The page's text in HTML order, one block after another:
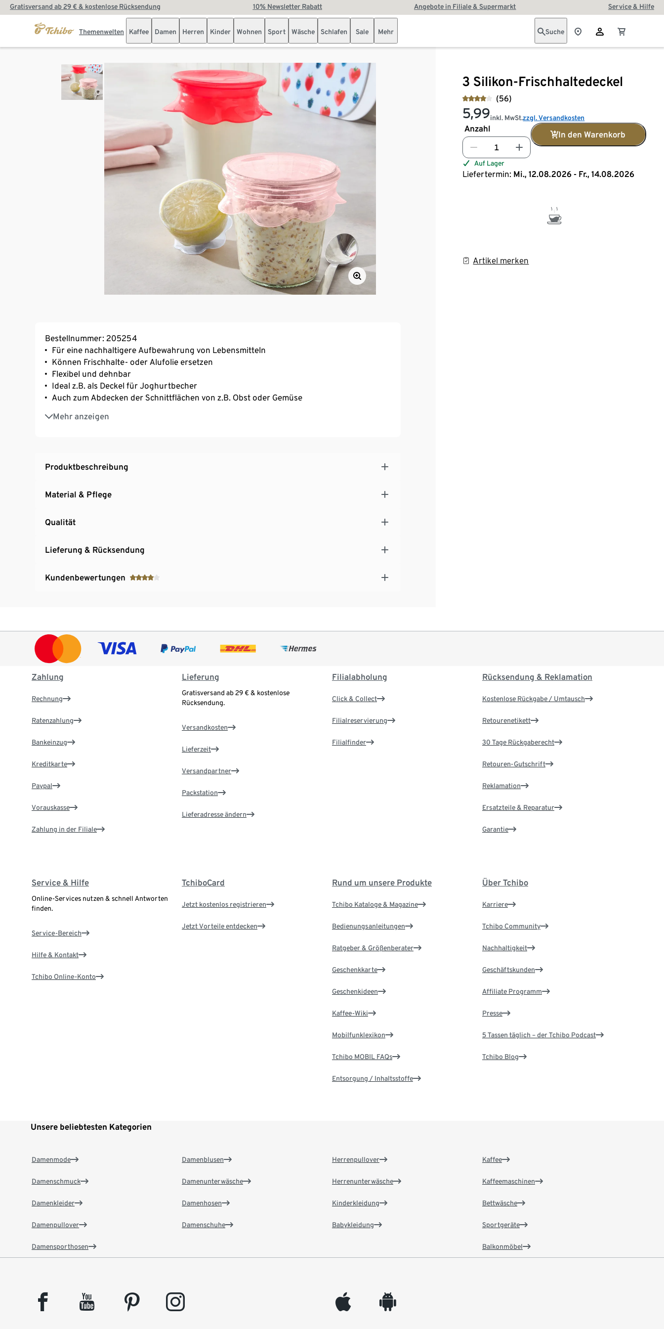
Gratisversand ab 29 € & kostenlose Rücksendung 10% Newsletter Rabatt Angebote in Filiale & Supermarkt Service & Hilfe
Themenwelten Kaffee Damen Herren Kinder Wohnen Sport Wäsche Schlafen Sale Mehr Suche
3 Silikon-Frischhaltedeckel
(56)
5,99inkl. MwSt.zzgl. Versandkosten
Anzahl
In den Warenkorb
Auf Lager
Liefertermin: Mi., 12.08.2026 - Fr., 14.08.2026
Artikel merken
Bestellnummer: 205254
Für eine nachhaltigere Aufbewahrung von Lebensmitteln
Können Frischhalte- oder Alufolie ersetzen
Flexibel und dehnbar
Ideal z.B. als Deckel für Joghurtbecher
Auch zum Abdecken der Schnittflächen von z.B. Obst oder Gemüse
Mehr anzeigen
Idealer Ersatz verlorener oder beschädigter Deckel
Diese Silikon-Frischhaltedeckel reduzieren Müll.
Produktbeschreibung
Material & Pflege
Qualität
Lieferung & Rücksendung
Kundenbewertungen
Zahlung
Rechnung
Ratenzahlung
Bankeinzug
Kreditkarte
Paypal
Vorauskasse
Zahlung in der Filiale
Lieferung
Gratisversand ab 29 € & kostenlose
Rücksendung.
Versandkosten
Lieferzeit
Versandpartner
Packstation
Lieferadresse ändern
Filialabholung
Click & Collect
Filialreservierung
Filialfinder
Rücksendung & Reklamation
Kostenlose Rückgabe / Umtausch
Retourenetikett
30 Tage Rückgaberecht
Retouren-Gutschrift
Reklamation
Ersatzteile & Reparatur
Garantie
Service & Hilfe
Online-Services nutzen & schnell Antworten
finden.
Service-Bereich
Hilfe & Kontakt
Tchibo Online-Konto
TchiboCard
Jetzt kostenlos registrieren
Jetzt Vorteile entdecken
Rund um unsere Produkte
Tchibo Kataloge & Magazine
Bedienungsanleitungen
Ratgeber & Größenberater
Geschenkkarte
Geschenkideen
Kaffee-Wiki
Mobilfunklexikon
Tchibo MOBIL FAQs
Entsorgung / Inhaltsstoffe
Über Tchibo
Karriere
Tchibo Community
Nachhaltigkeit
Geschäftskunden
Affiliate Programm
Presse
5 Tassen täglich – der Tchibo Podcast
Tchibo Blog
Unsere beliebtesten Kategorien
Damenmode
Damenschmuck
Damenkleider
Damenpullover
Damensporthosen
Damenblusen
Damenunterwäsche
Damenhosen
Damenschuhe
Herrenpullover
Herrenunterwäsche
Kinderkleidung
Babykleidung
Kaffee
Kaffeemaschinen
Bettwäsche
Sportgeräte
Balkonmöbel
facebook youtube pinterest instagram appleinc android